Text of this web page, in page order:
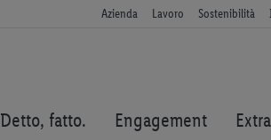
Azienda Lavoro Sostenibilità
Detto, fatto. Engagement Extra